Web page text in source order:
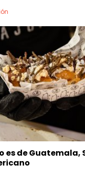
es de Guatemala,